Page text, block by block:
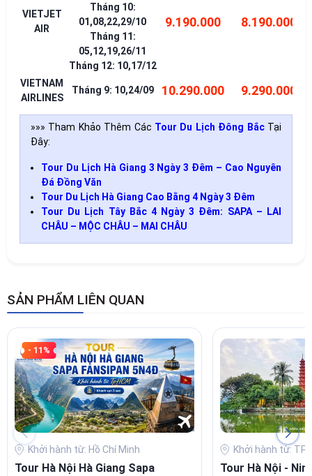
VIETJET
AIR
Tháng 10:
01,08,22,29/10
Tháng 11:
05,12,19,26/11
Tháng 12: 10,17/12
9.190.000 8.190.000
VIETNAM
AIRLINES
Tháng 9: 10,24/09 10.290.000 9.290.000
»»» Tham Khảo Thêm Các Tour Du Lịch Đông BắcTại
Đây:
Tour Du Lịch Hà Giang 3 Ngày 3 Đêm – Cao Nguyên
Đá Đồng Văn
Tour Du Lịch Hà Giang Cao Bằng 4 Ngày 3 Đêm
Tour Du Lịch Tây Bắc 4 Ngày 3 Đêm: SAPA – LAI
CHÂU – MỘC CHÂU – MAI CHÂU
SẢN PHẨM LIÊN QUAN
- 11%
Khởi hành từ: Hồ Chí Minh
Tour Hà Nội Hà Giang Sapa
Khởi hành từ: TP
Tour Hà Nội -